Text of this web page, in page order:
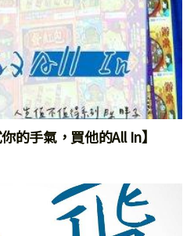
的手氣，買他的All In】